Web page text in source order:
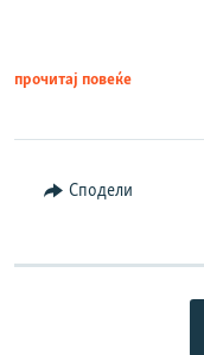
прочитај повеќе
Сподели